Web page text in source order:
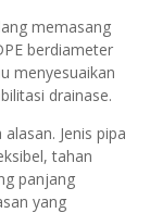
memasang
berdiameter
menyesuaikan
drainase.
Jenis pipa
tahan
panjang
yang